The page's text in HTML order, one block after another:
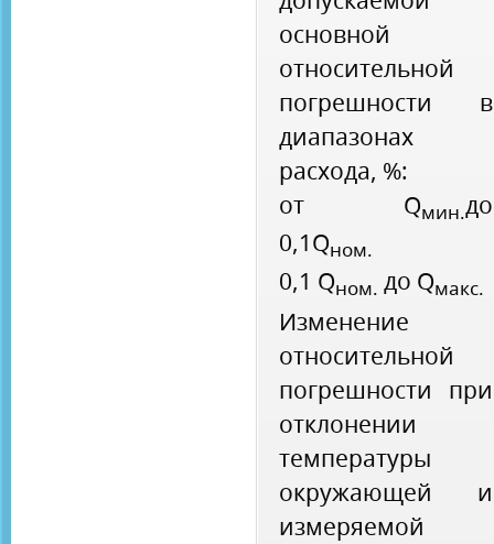
основной
относительной
погрешности в
диапазонах
расхода, %:
от Qмин.до
0,1Qном.
0,1 Qном. до Qмакс.
Изменение
относительной
погрешности при
отклонении
температуры
окружающей и
измеряемой